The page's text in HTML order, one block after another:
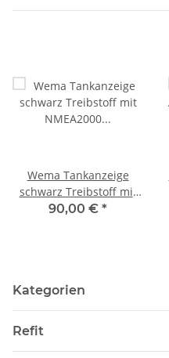
Wema Tankanzeige
schwarz Treibstoff mit
NMEA2000 Anschluss
90,00 € *
Kategorien
Refit